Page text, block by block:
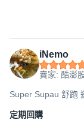
iNemo
賣家: 酷澎
Super Supau 舒跑
定期回購